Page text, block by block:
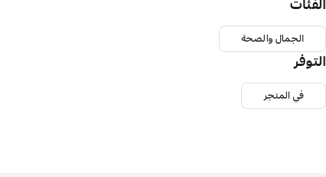
الفئات
الجمال والصحة
التوفر
في المتجر